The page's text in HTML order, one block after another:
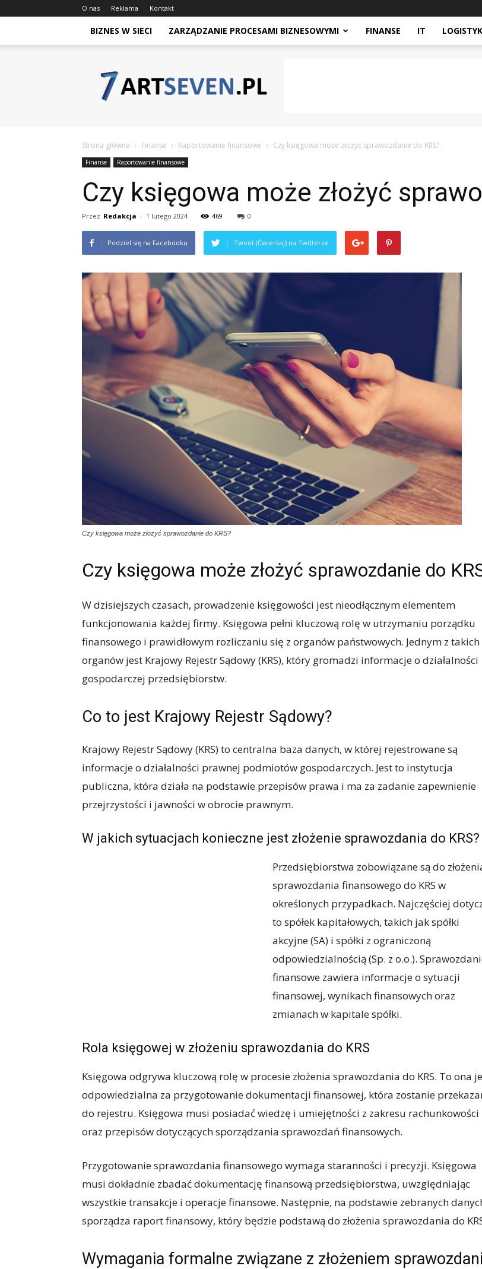
O nas Reklama Kontakt
BIZNES W SIECI ZARZĄDZANIE PROCESAMI BIZNESOWYMI FINANSE IT
Strona główna Finanse Raportowanie finansowe Czy księgowa może złożyć sprawozdanie do KRS?
Finanse Raportowanie finansowe
Czy księgowa może złożyć
Przez Redakcja - 1 lutego 2024 469 0
Podziel się na Facebooku Tweet (Ćwierkaj) na Twitterze
Czy księgowa może złożyć sprawozdanie do KRS?
Czy księgowa może złożyć sprawozdanie do
W dzisiejszych czasach, prowadzenie księgowości jest nieodłącznym elementem
funkcjonowania każdej firmy. Księgowa pełni kluczową rolę w utrzymaniu porządku
finansowego i prawidłowym rozliczaniu się z organów państwowych. Jednym z takich
organów jest Krajowy Rejestr Sądowy (KRS), który gromadzi informacje o działalności
gospodarczej przedsiębiorstw.
Co to jest Krajowy Rejestr Sądowy?
Krajowy Rejestr Sądowy (KRS) to centralna baza danych, w której rejestrowane są
informacje o działalności prawnej podmiotów gospodarczych. Jest to instytucja
publiczna, która działa na podstawie przepisów prawa i ma za zadanie zapewnienie
przejrzystości i jawności w obrocie prawnym.
W jakich sytuacjach konieczne jest złożenie sprawozdania do KRS?
Przedsiębiorstwa zobowiązane są do
sprawozdania finansowego do KRS w
określonych przypadkach. Najczęściej
to spółek kapitałowych, takich jak spółki
akcyjne (SA) i spółki z ograniczoną
odpowiedzialnością (Sp. z o.o.).
finansowe zawiera informacje o sytuacji
finansowej, wynikach finansowych oraz
zmianach w kapitale spółki.
Rola księgowej w złożeniu sprawozdania do KRS
Księgowa odgrywa kluczową rolę w procesie złożenia sprawozdania do KRS. To ona
odpowiedzialna za przygotowanie dokumentacji finansowej, która zostanie
do rejestru. Księgowa musi posiadać wiedzę i umiejętności z zakresu rachunkowości
oraz przepisów dotyczących sporządzania sprawozdań finansowych.
Przygotowanie sprawozdania finansowego wymaga staranności i precyzji. Księgowa
musi dokładnie zbadać dokumentację finansową przedsiębiorstwa, uwzględniając
wszystkie transakcje i operacje finansowe. Następnie, na podstawie zebranych
sporządza raport finansowy, który będzie podstawą do złożenia sprawozdania do
Wymagania formalne związane z złożeniem